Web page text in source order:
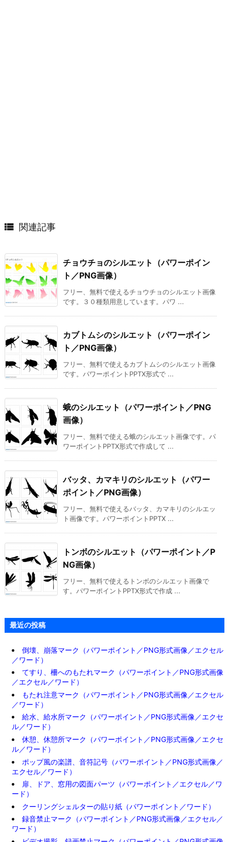
 関連記事
チョウチョのシルエット（パワーポイン
ト／PNG画像）
フリー、無料で使えるチョウチョのシルエット画像
です。３０種類用意しています。パワ ...
カブトムシのシルエット（パワーポイン
ト／PNG画像）
フリー、無料で使えるカブトムシのシルエット画像
です。パワーポイントPPTX形式で ...
蛾のシルエット（パワーポイント／PNG
画像）
フリー、無料で使える蛾のシルエット画像です。パ
ワーポイントPPTX形式で作成して ...
バッタ、カマキリのシルエット（パワー
ポイント／PNG画像）
フリー、無料で使えるバッタ、カマキリのシルエッ
ト画像です。パワーポイントPPTX ...
トンボのシルエット（パワーポイント／P
NG画像）
フリー、無料で使えるトンボのシルエット画像で
す。パワーポイントPPTX形式で作成 ...
最近の投稿
倒壊、崩落マーク（パワーポイント／PNG形式画像／エクセル
／ワード）
てすり、柵へのもたれマーク（パワーポイント／PNG形式画像
／エクセル／ワード）
もたれ注意マーク（パワーポイント／PNG形式画像／エクセル
／ワード）
給水、給水所マーク（パワーポイント／PNG形式画像／エクセ
ル／ワード）
休憩、休憩所マーク（パワーポイント／PNG形式画像／エクセ
ル／ワード）
ポップ風の楽譜、音符記号（パワーポイント／PNG形式画像／
エクセル／ワード）
扉、ドア、窓用の図面パーツ（パワーポイント／エクセル／ワ
ード）
クーリングシェルターの貼り紙（パワーポイント／ワード）
録音禁止マーク（パワーポイント／PNG形式画像／エクセル／
ワード）